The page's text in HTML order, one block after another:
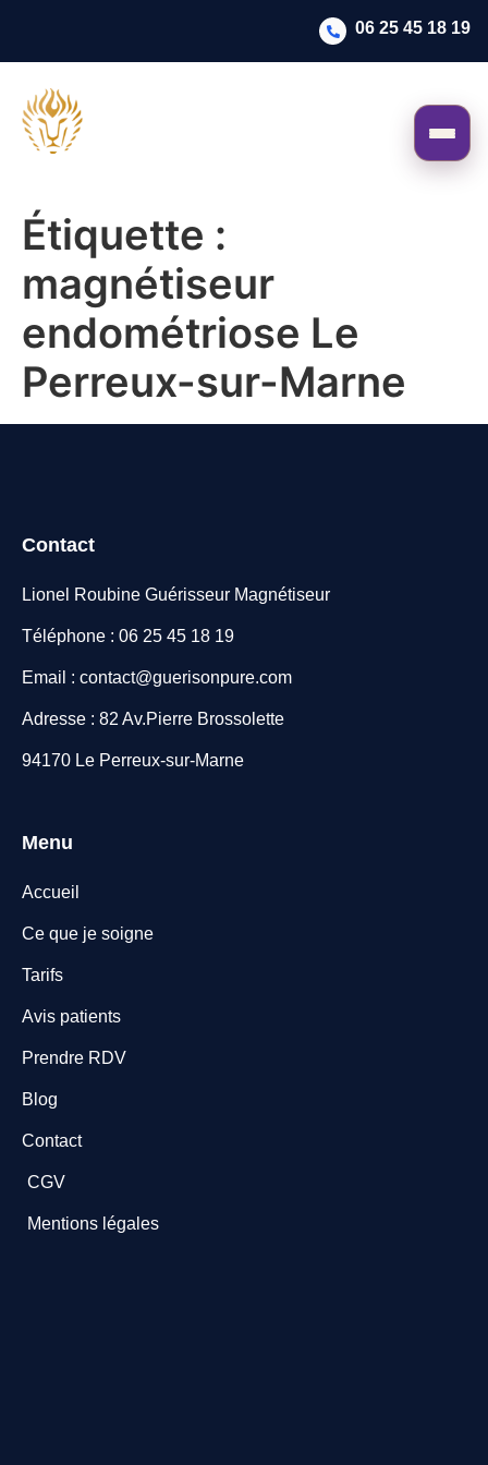
06 25 45 18 19
Étiquette :
magnétiseur
endométriose Le
Perreux-sur-Marne
Contact
Lionel Roubine Guérisseur Magnétiseur
Téléphone : 06 25 45 18 19
Email : contact@guerisonpure.com
Adresse : 82 Av.Pierre Brossolette
94170 Le Perreux-sur-Marne
Menu
Accueil
Ce que je soigne
Tarifs
Avis patients
Prendre RDV
Blog
Contact
CGV
Mentions légales